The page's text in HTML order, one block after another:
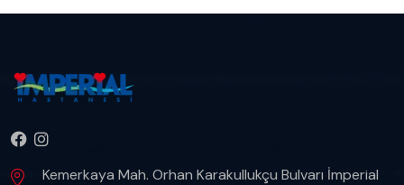
Kemerkaya Mah. Orhan Karakullukçu Bulvarı İmperial